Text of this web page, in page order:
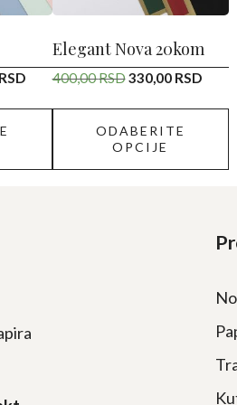
RSDTrenutna
330,00 RSD.
Elegant Nova 20kom
400,00RSDOriginalna
bila:
330,00 RSD
ODABERITE
OPCIJE
biti
izabrane
na